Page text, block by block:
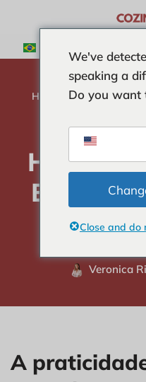
till
Hem CURIOSITIES-
Hur man
En
Veronica
A
We've
speaking a
Do you want
Close and do